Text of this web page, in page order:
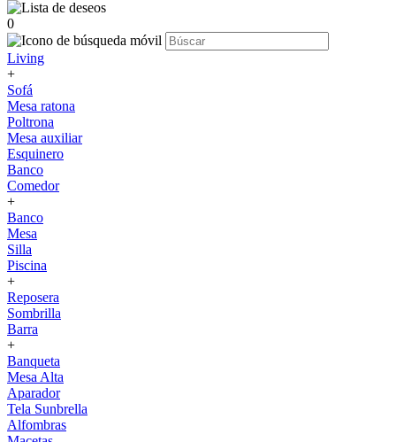
0
Living
+
Sofá
Mesa ratona
Poltrona
Mesa auxiliar
Esquinero
Banco
Comedor
+
Banco
Mesa
Silla
Piscina
+
Reposera
Sombrilla
Barra
+
Banqueta
Mesa Alta
Aparador
Tela Sunbrella
Alfombras